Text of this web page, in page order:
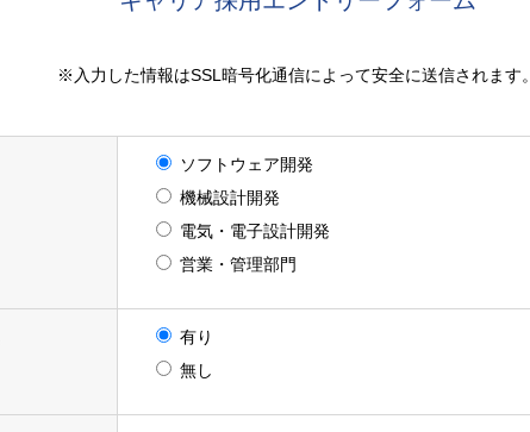
※入力した情報はSSL暗号化通信によって安全に送信されます。
ソフトウェア開発
機械設計開発
電気・電子設計開発
営業・管理部門
有り
無し